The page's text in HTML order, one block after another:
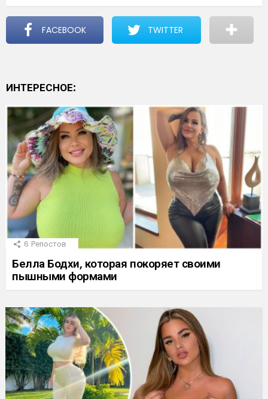
FACEBOOK TWITTER
ИНТЕРЕСНОЕ:
6 Репостов
Белла Бодхи, которая покоряет своими
пышными формами